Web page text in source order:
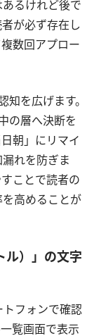
るけれど後で
が必ず存在し
数回アプロー
知を広げます。
の層へ決断を
朝」にリマイ
れを防ぎま
ことで読者の
高めることが
ル）」の文字
トフォンで確認
覧画面で表示